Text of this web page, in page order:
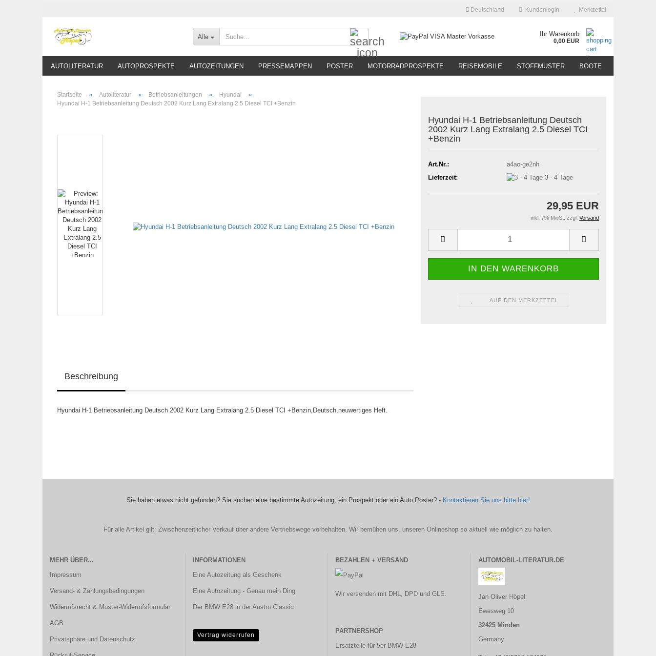
Deutschland Kundenlogin Merkzettel
Alle Ihr Warenkorb
0,00 EUR
AUTOLITERATUR AUTOPROSPEKTE AUTOZEITUNGEN PRESSEMAPPEN POSTER MOTORRADPROSPEKTE REISEMOBILE STOFFMUSTER BOOTE
Startseite » Autoliteratur » Betriebsanleitungen » Hyundai »
Hyundai H-1 Betriebsanleitung Deutsch 2002 Kurz Lang Extralang 2.5 Diesel TCI +Benzin
Hyundai H-1 Betriebsanleitung Deutsch
2002 Kurz Lang Extralang 2.5 Diesel TCI
+Benzin
Art.Nr.:
a4ao-ge2nh
Lieferzeit:
3 - 4 Tage
29,95 EUR
inkl. 7% MwSt. zzgl. Versand
AUF DEN MERKZETTEL
Beschreibung
Hyundai H-1 Betriebsanleitung Deutsch 2002 Kurz Lang Extralang 2.5 Diesel TCI +Benzin,Deutsch,neuwertiges Heft.
Sie haben etwas nicht gefunden? Sie suchen eine bestimmte Autozeitung, ein Prospekt oder ein Auto Poster? - Kontaktieren Sie uns bitte hier!
Für alle Artikel gilt: Zwischenzeitlicher Verkauf über andere Vertriebswege vorbehalten. Wir bemühen uns, unseren Onlineshop so aktuell wie möglich zu halten.
MEHR ÜBER...
Impressum
Versand- & Zahlungsbedingungen
Widerrufsrecht & Muster-Widerrufsformular
AGB
Privatsphäre und Datenschutz
INFORMATIONEN
Eine Autozeitung als Geschenk
Eine Autozeitung - Genau mein Ding
Der BMW E28 in der Austro Classic
Vertrag widerrufen
BEZAHLEN + VERSAND
Wir versenden mit DHL, DPD und GLS.
PARTNERSHOP
Ersatzteile für 5er BMW E28
AUTOMOBIL-LITERATUR.DE
Jan Oliver Höpel
Ewesweg 10
32425 Minden
Germany